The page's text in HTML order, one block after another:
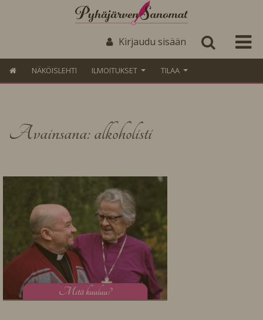
Kirjaudu sisään
NÄKÖISLEHTI ILMOITUKSET TILAA
Avainsana: alkoholisti
Mitä kuuluu?